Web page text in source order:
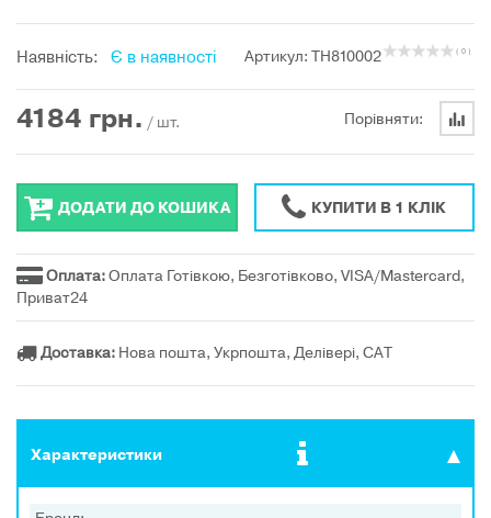
Наявність: Є в наявності Артикул: TH810002 ( 0 )
4184 грн. / шт. Порівняти:
ДОДАТИ ДО КОШИКА КУПИТИ В 1 КЛІК
Оплата:Оплата Готівкою, Безготівково, VISA/Mastercard,
Приват24
Доставка: Нова пошта, Укрпошта, Делівері, САТ
Характеристики